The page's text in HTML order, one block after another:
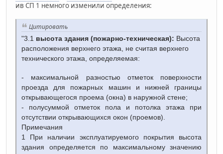
ив СП 1 немного изменили определения:
Цитировать
"3.1 высота здания (пожарно-техническая): Высота
расположения верхнего этажа, не считая верхнего
технического этажа, определяемая:
- максимальной разностью отметок поверхности
проезда для пожарных машин и нижней границы
открывающегося проема (окна) в наружной стене;
- полусуммой отметок пола и потолка этажа при
отсутствии открывающихся окон (проемов).
Примечания
1 При наличии эксплуатируемого покрытия высота
здания определяется по максимальному значению